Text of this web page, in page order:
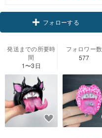
フォローする
発送までの所要時
間
1〜3日
フォロワー数
577